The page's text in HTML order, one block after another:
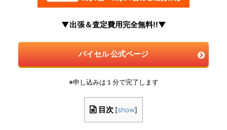
▼出張＆査定費用完全無料!!▼
バイセル 公式ページ
※申し込みは１分で完了します
目次 [show]